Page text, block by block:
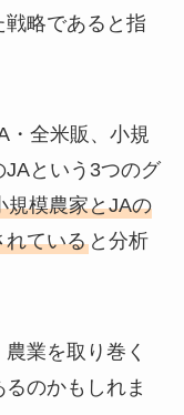
戦略であると指
・全米販、小規
という3つのグ
規模農家とJAの
れていると分析
業を取り巻く
のかもしれま